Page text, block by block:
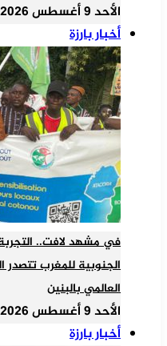
الأحد 9 أغسطس 2026 / 23:15
أخبار بارزة
في مشهد لافت.. التجربة
الجنوبية للمغرب تتصدر
العالمي بالبنين
الأحد 9 أغسطس 2026 / 15:27
أخبار بارزة